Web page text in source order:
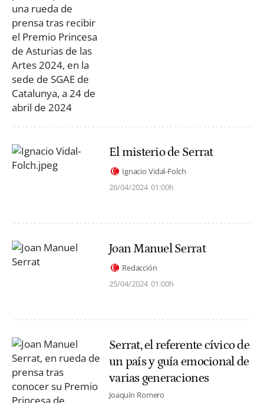
El misterio de Serrat
Ignacio Vidal-Folch
26/04/2024 01:00h
Joan Manuel Serrat
Redacción
25/04/2024 01:00h
Serrat, el referente cívico de
un país y guía emocional de
varias generaciones
Joaquín Romero